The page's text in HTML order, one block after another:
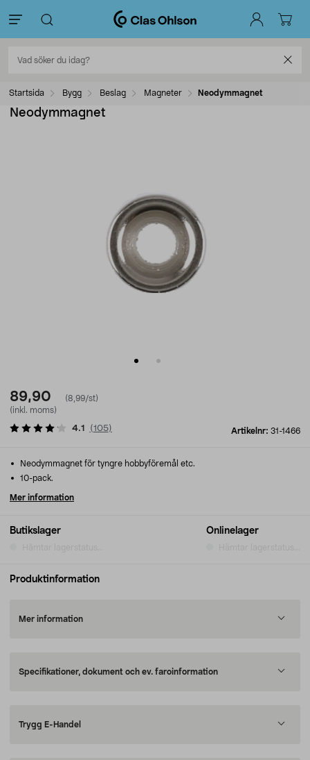
Startsida Bygg Beslag Magneter Neodymmagnet
Neodymmagnet
89,90
(8,99/st)
(inkl. moms)
Artikelnr: 31-1466
4.1 (105)
Butikslager Onlinelager
Neodymmagnet för tyngre hobbyföremål etc.
10-pack.
Mer information
Produktinformation
Mer information
Specifikationer, dokument och ev. faroinformation
Trygg E-Handel